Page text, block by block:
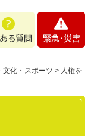
・
文化・スポーツ > 人権を